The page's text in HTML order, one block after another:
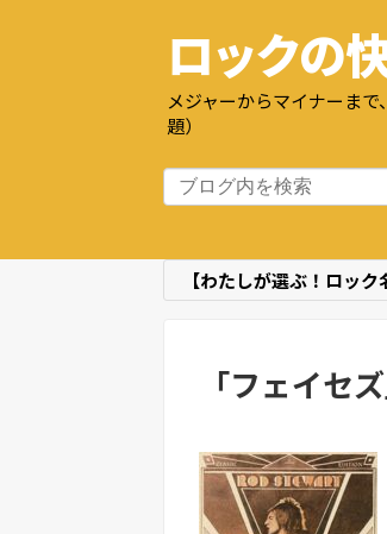
ロックの
メジャーからマイナーま
題）
【わたしが選ぶ！ロッ
「フェイセズ